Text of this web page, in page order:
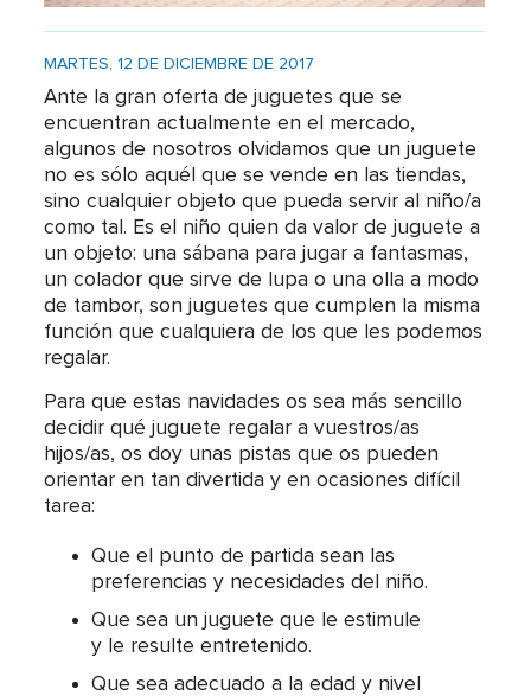
MARTES, 12 DE DICIEMBRE DE 2017
Ante la gran oferta de juguetes que se
encuentran actualmente en el mercado,
algunos de nosotros olvidamos que un juguete
no es sólo aquél que se vende en las tiendas,
sino cualquier objeto que pueda servir al niño/a
como tal. Es el niño quien da valor de juguete a
un objeto: una sábana para jugar a fantasmas,
un colador que sirve de lupa o una olla a modo
de tambor, son juguetes que cumplen la misma
función que cualquiera de los que les podemos
regalar.
Para que estas navidades os sea más sencillo
decidir qué juguete regalar a vuestros/as
hijos/as, os doy unas pistas que os pueden
orientar en tan divertida y en ocasiones difícil
tarea:
Que el punto de partida sean las
preferencias y necesidades del niño.
Que sea un juguete que le estimule
y le resulte entretenido.
Que sea adecuado a la edad y nivel